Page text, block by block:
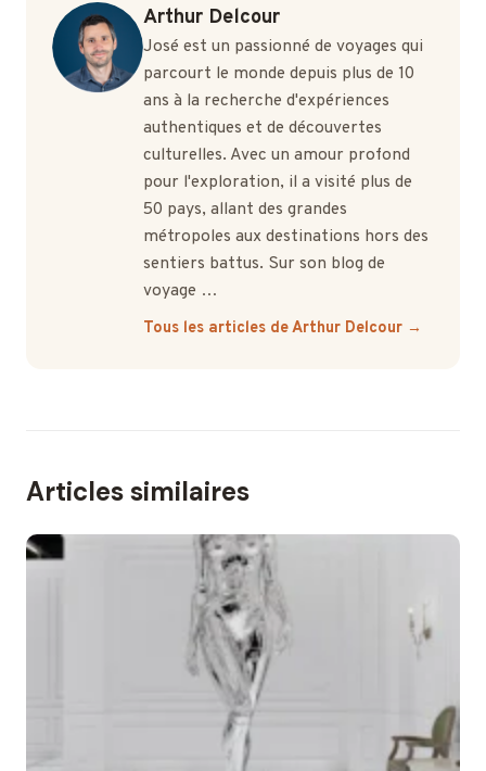
Arthur Delcour
José est un passionné de voyages qui
parcourt le monde depuis plus de 10
ans à la recherche d'expériences
authentiques et de découvertes
culturelles. Avec un amour profond
pour l'exploration, il a visité plus de
50 pays, allant des grandes
métropoles aux destinations hors des
sentiers battus. Sur son blog de
voyage …
Tous les articles de Arthur Delcour →
Articles similaires